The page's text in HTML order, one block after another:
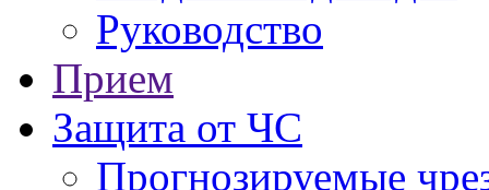
Руководство
Прием
Защита от ЧС
Прогнозируемые